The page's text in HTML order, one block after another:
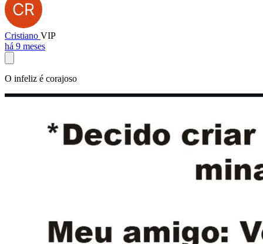
Cristiano VIP
há 9 meses
O infeliz é corajoso